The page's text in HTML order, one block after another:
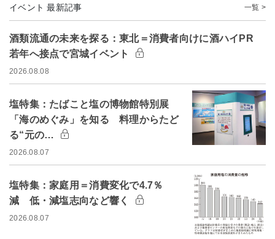
イベント 最新記事 一覧 >
酒類流通の未来を探る：東北＝消費者向けに酒ハイPR
若年へ接点で宮城イベント
2026.08.08
塩特集：たばこと塩の博物館特別展
「海のめぐみ」を知る 料理からたど
る“元の…
2026.08.07
塩特集：家庭用＝消費変化で4.7％
減 低・減塩志向など響く
2026.08.07